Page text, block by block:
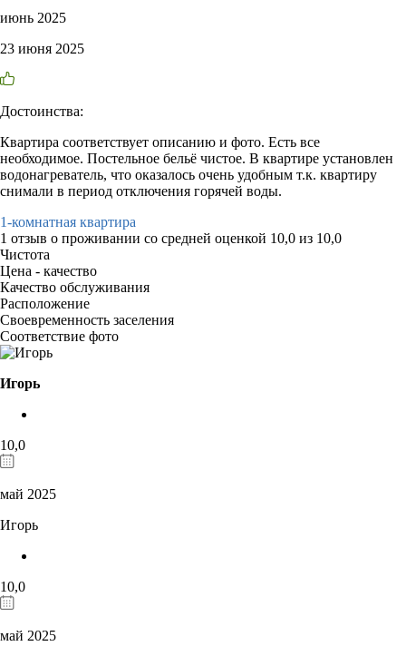
июнь 2025
23 июня 2025
Достоинства:
Квартира соответствует описанию и фото. Есть все
необходимое. Постельное бельё чистое. В квартире установлен
водонагреватель, что оказалось очень удобным т.к. квартиру
снимали в период отключения горячей воды.
1-комнатная квартира
1 отзыв о проживании со средней оценкой 10,0 из 10,0
Чистота
Цена - качество
Качество обслуживания
Расположение
Своевременность заселения
Соответствие фото
Игорь
10,0
май 2025
Игорь
10,0
май 2025